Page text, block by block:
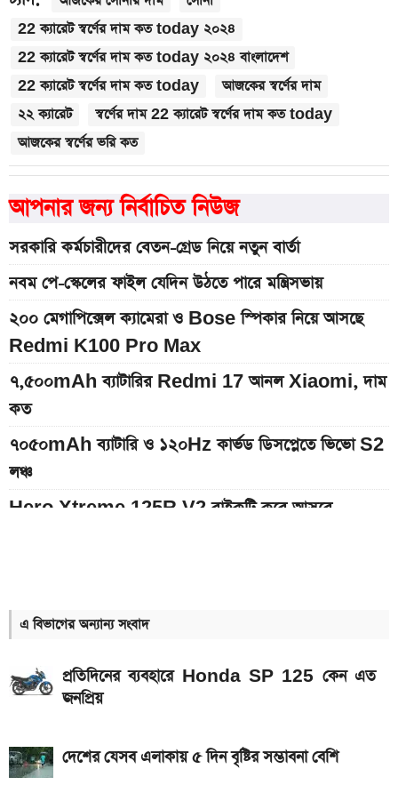
22 ক্যারেট স্বর্ণের দাম কত today ২০২৪
22 ক্যারেট স্বর্ণের দাম কত today ২০২৪ বাংলাদেশ
22 ক্যারেট স্বর্ণের দাম কত today
আজকের স্বর্ণের দাম
২২ ক্যারেট
স্বর্ণের দাম 22 ক্যারেট স্বর্ণের দাম কত today
আজকের স্বর্ণের ভরি কত
আপনার জন্য নির্বাচিত নিউজ
সরকারি কর্মচারীদের বেতন-গ্রেড নিয়ে নতুন বার্তা
নবম পে-স্কেলের ফাইল যেদিন উঠতে পারে মন্ত্রিসভায়
২০০ মেগাপিক্সেল ক্যামেরা ও Bose স্পিকার নিয়ে আসছে
Redmi K100 Pro Max
৭,৫০০mAh ব্যাটারির Redmi 17 আনল Xiaomi, দাম
কত
৭০৫০mAh ব্যাটারি ও ১২০Hz কার্ভড ডিসপ্লেতে ভিভো S2
লঞ্চ
Hero Xtreme 125R V2 বাইকটি কবে আসবে
আজকের স্বর্ণের বাজারদর: ০৮ আগস্ট ২০২৬
ইন্টার মায়ামি বনাম মন্তের ম্যাচ; সরাসরি যেভাবে দেখবেন
আগামী সপ্তাহেই সুখবর, বেতন-ইনক্রিমেট নিয়ে যা জানা গেল
ভালভ ইঞ্জিন ও TFT ডিসপ্লে
মালয়েশিয়ায় যেতে বাংলাদেশিদের আবেদন শুরু, অগ্রাধিকার
এ বিভাগের অন্যান্য সংবাদ
প্রতিদিনের ব্যবহারে Honda SP 125 কেন এত
জনপ্রিয়
দেশের যেসব এলাকায় ৫ দিন বৃষ্টির সম্ভাবনা বেশি